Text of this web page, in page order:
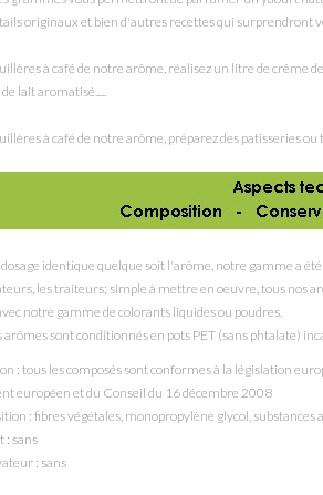
originaux et bien d'autres recettes qui surprendront
à café de notre arôme, réalisez un litre de crême
de lait aromatisé.....
à café de notre arôme, préparez des patisseries
identique quelque soit l'arôme, notre gamme a
les traiteurs; simple à mettre en oeuvre, tous nos
notre gamme de colorants liquides ou poudres.
arômes sont conditionnés en pots PET (sans phtalate)
: tous les composés sont conformes à la législation
européen et du Conseil du 16 décembre 2008
: fibres végétales, monopropylène glycol, substances
: sans
: sans